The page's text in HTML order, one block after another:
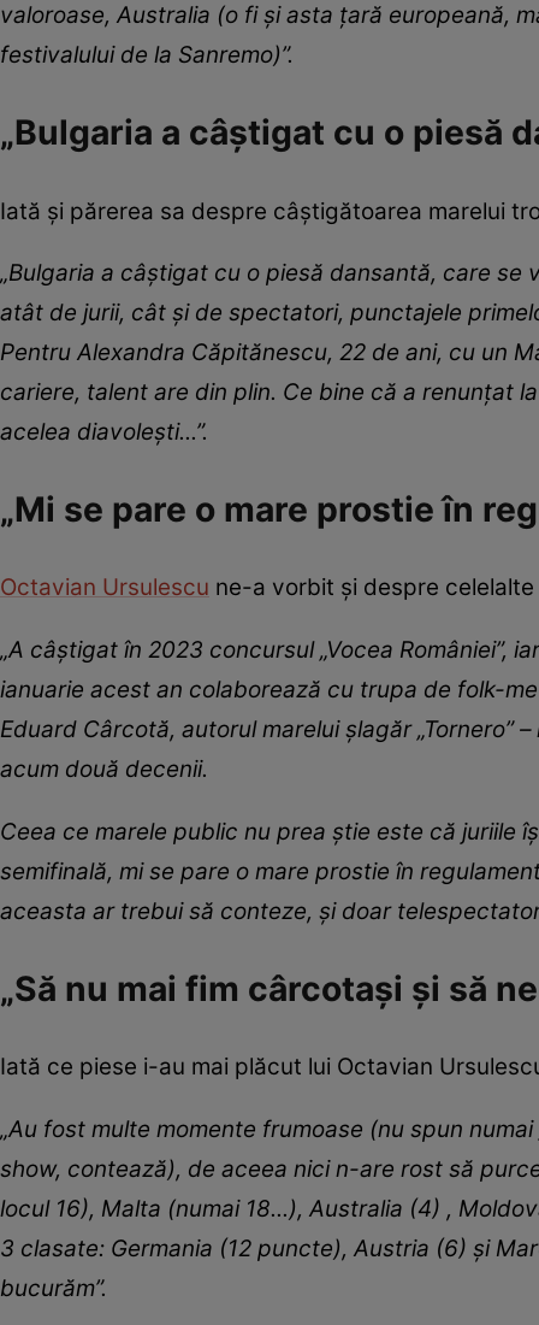
valoroase, Australia (o fi și asta țară europeană,
festivalului de la Sanremo)”.
„Bulgaria a câștigat cu o piesă
Iată și părerea sa despre câștigătoarea marelui
„Bulgaria a câștigat cu o piesă dansantă, care
atât de jurii, cât și de spectatori, punctajele
Pentru Alexandra Căpitănescu, 22 de ani, cu un
cariere, talent are din plin. Ce bine că a renunțat
acelea diavolești...”.
„Mi se pare o mare prostie în
Octavian Ursulescu ne-a vorbit și despre
„A câștigat în 2023 concursul „Vocea României”,
ianuarie acest an colaborează cu trupa de folk-
Eduard Cârcotă, autorul marelui șlagăr „Tornero”
acum două decenii.
Ceea ce marele public nu prea știe este că juriile
semifinală, mi se pare o mare prostie în
aceasta ar trebui să conteze, și doar
„Să nu mai fim cârcotași și să
Iată ce piese i-au mai plăcut lui Octavian
„Au fost multe momente frumoase (nu spun
show, contează), de aceea nici n-are rost să
locul 16), Malta (numai 18...), Australia (4) ,
3 clasate: Germania (12 puncte), Austria (6) și
bucurăm”.